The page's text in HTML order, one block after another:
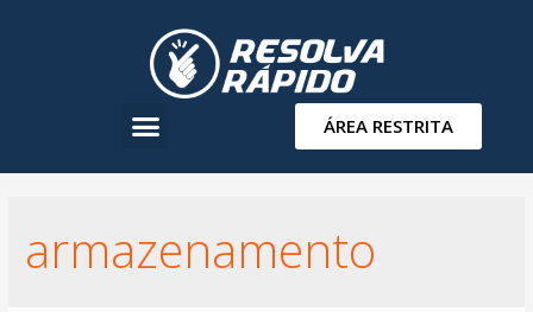
ÁREA RESTRITA
armazenamento